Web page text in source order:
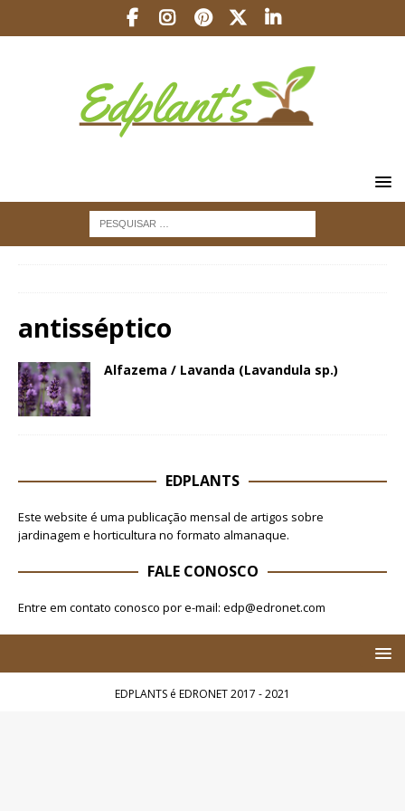
antisséptico
Alfazema / Lavanda (Lavandula sp.)
EDPLANTS
Este website é uma publicação mensal de artigos sobre
jardinagem e horticultura no formato almanaque.
FALE CONOSCO
Entre em contato conosco por e-mail: edp@edronet.com
EDPLANTS é EDRONET 2017 - 2021